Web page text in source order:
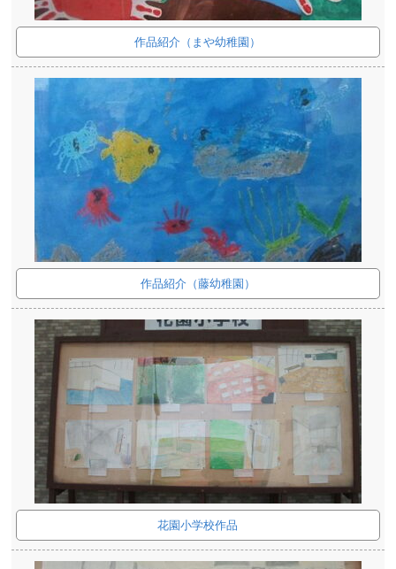
作品紹介（まや幼稚園）
作品紹介（藤幼稚園）
花園小学校作品